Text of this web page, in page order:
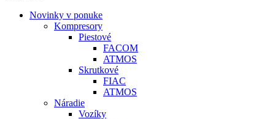
Novinky v ponuke
Kompresory
Piestové
FACOM
ATMOS
Skrutkové
FIAC
ATMOS
Náradie
Vozíky